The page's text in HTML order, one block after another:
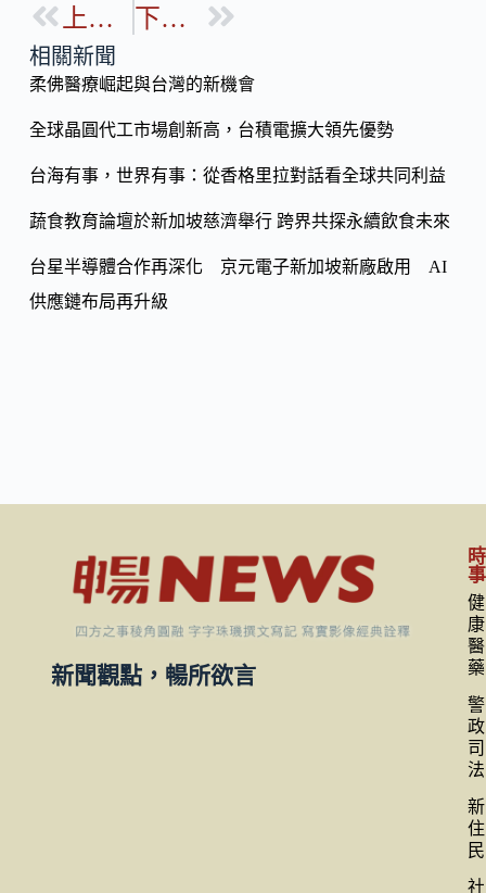
b
o
k
p
Li
n
k
上一篇 下一篇
相關新聞
柔佛醫療崛起與台灣的新機會
全球晶圓代工市場創新高，台積電擴大領先優勢
台海有事，世界有事：從香格里拉對話看全球共同利益
蔬食教育論壇於新加坡慈濟舉行 跨界共探永續飲食未來
台星半導體合作再深化 京元電子新加坡新廠啟用 AI
供應鏈布局再升級
新聞觀點，暢所欲言
時
事
健
康
醫
藥
警
政
司
法
新
住
民
社